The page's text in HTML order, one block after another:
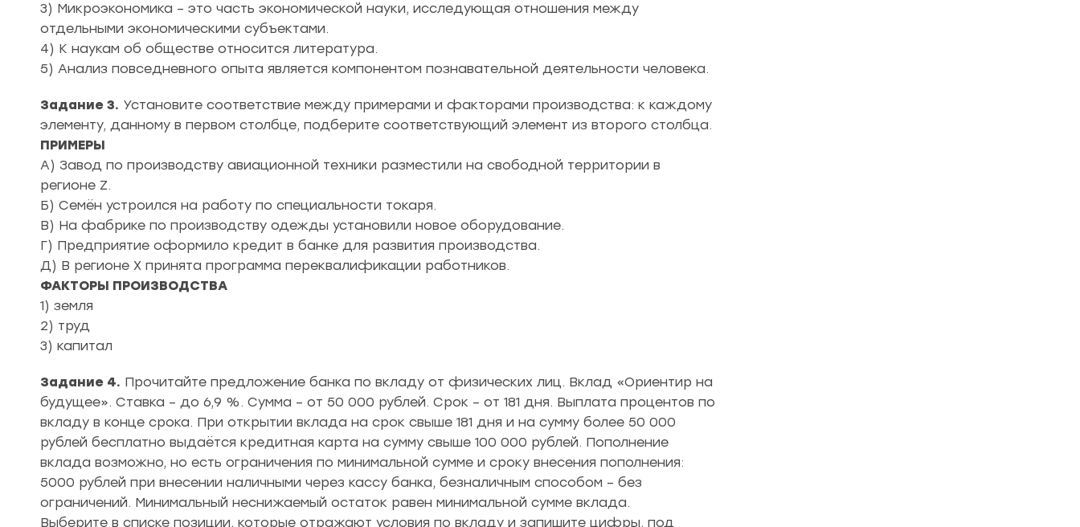
3) Микроэкономика – это часть экономической науки, исследующая отношения между
отдельными экономическими субъектами.
4) К наукам об обществе относится литература.
5) Анализ повседневного опыта является компонентом познавательной деятельности человека.
Задание 3. Установите соответствие между примерами и факторами производства: к каждому
элементу, данному в первом столбце, подберите соответствующий элемент из второго столбца.
ПРИМЕРЫ
А) Завод по производству авиационной техники разместили на свободной территории в
регионе Z.
Б) Семён устроился на работу по специальности токаря.
В) На фабрике по производству одежды установили новое оборудование.
Г) Предприятие оформило кредит в банке для развития производства.
Д) В регионе X принята программа переквалификации работников.
ФАКТОРЫ ПРОИЗВОДСТВА
1) земля
2) труд
3) капитал
Задание 4. Прочитайте предложение банка по вкладу от физических лиц. Вклад «Ориентир на
будущее». Ставка – до 6,9 %. Сумма – от 50 000 рублей. Срок – от 181 дня. Выплата процентов по
вкладу в конце срока. При открытии вклада на срок свыше 181 дня и на сумму более 50 000
рублей бесплатно выдаётся кредитная карта на сумму свыше 100 000 рублей. Пополнение
вклада возможно, но есть ограничения по минимальной сумме и сроку внесения пополнения:
5000 рублей при внесении наличными через кассу банка, безналичным способом – без
ограничений. Минимальный неснижаемый остаток равен минимальной сумме вклада.
Выберите в списке позиции, которые отражают условия по вкладу и запишите цифры, под